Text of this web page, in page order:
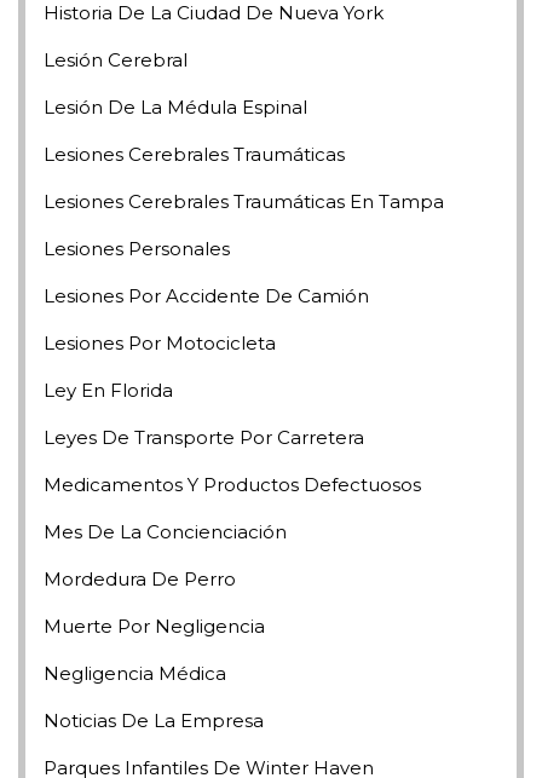
Historia De La Ciudad De Nueva York
Lesión Cerebral
Lesión De La Médula Espinal
Lesiones Cerebrales Traumáticas
Lesiones Cerebrales Traumáticas En Tampa
Lesiones Personales
Lesiones Por Accidente De Camión
Lesiones Por Motocicleta
Ley En Florida
Leyes De Transporte Por Carretera
Medicamentos Y Productos Defectuosos
Mes De La Concienciación
Mordedura De Perro
Muerte Por Negligencia
Negligencia Médica
Noticias De La Empresa
Parques Infantiles De Winter Haven